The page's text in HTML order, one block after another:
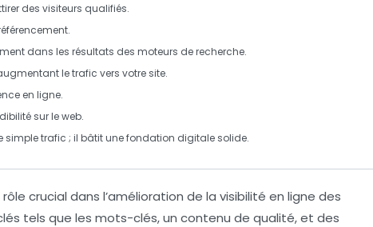
des visiteurs qualifiés.
.
dans les résultats des moteurs de recherche.
le trafic vers votre site.
en ligne.
sur le web.
simple trafic ; il bâtit unefondation digitale solide.
crucial dans l’amélioration de la visibilité en ligne des
tels que les mots-clés, un contenu de qualité, et des